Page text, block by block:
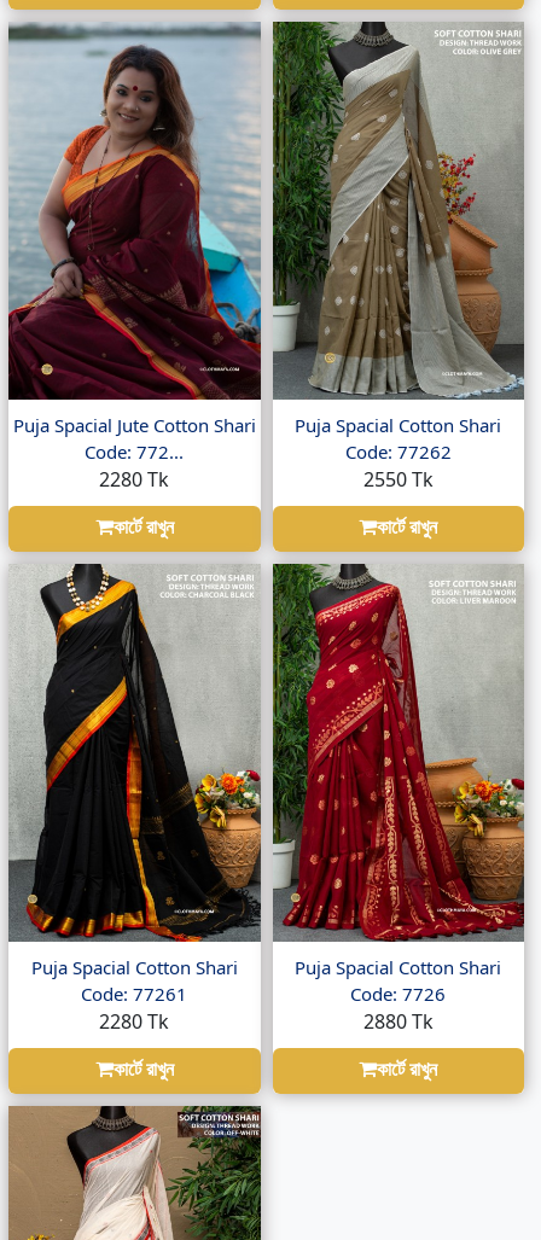
Puja Spacial Jute Cotton Shari
Code: 772...
2280 Tk
কার্টে রাখুন
Puja Spacial Cotton Shari
Code: 77262
2550 Tk
কার্টে রাখুন
Puja Spacial Cotton Shari
Code: 77261
2280 Tk
কার্টে রাখুন
Puja Spacial Cotton Shari
Code: 7726
2880 Tk
কার্টে রাখুন